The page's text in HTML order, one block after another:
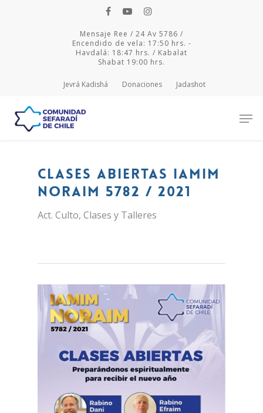
Mensaje Ree / 24 Av 5786 /
Encendido de vela: 17:50 hrs. -
Havdalá: 18:47 hrs. / Kabalat
Shabat 19:00 hrs.
Jevrá Kadishá Donaciones Jadashot
Hit enter to search or ESC to close
Clases abiertas Iamim
Noraim 5782 / 2021
Act. Culto, Clases y Talleres